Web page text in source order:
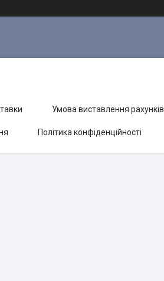
Умова виставлення рахунків
Політика конфіденційності